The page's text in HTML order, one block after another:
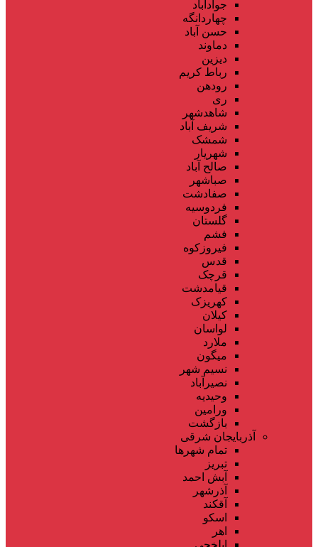
جوادآباد
چهاردانگه
حسن آباد
دماوند
دیزین
رباط کریم
رودهن
ری
شاهدشهر
شریف آباد
شمشک
شهریار
صالح آباد
صباشهر
صفادشت
فردوسیه
گلستان
فشم
فیروزکوه
قدس
قرچک
قیامدشت
کهریزک
کیلان
لواسان
ملارد
میگون
نسیم شهر
نصیرآباد
وحیدیه
ورامین
بازگشت
آذربایجان شرقی
تمام شهر‌ها
تبریز
آبش احمد
آذرشهر
آقکند
اسکو
اهر
ایلخچی